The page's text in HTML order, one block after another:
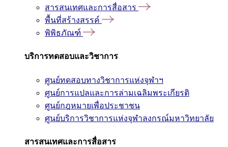
สารสนเทศและการสื่อสาร
พื้นที่สร้างสรรค์
พิพิธภัณฑ์
บริการทดสอบและวิชาการ
ศูนย์ทดสอบทางวิชาการแห่งจุฬาฯ
ศูนย์การแปลและการล่ามเฉลิมพระเกียรติ
ศูนย์กฎหมายเพื่อประชาชน
ศูนย์บริการวิชาการแห่งจุฬาลงกรณ์มหาวิทยาลัย
สารสนเทศและการสื่อสาร